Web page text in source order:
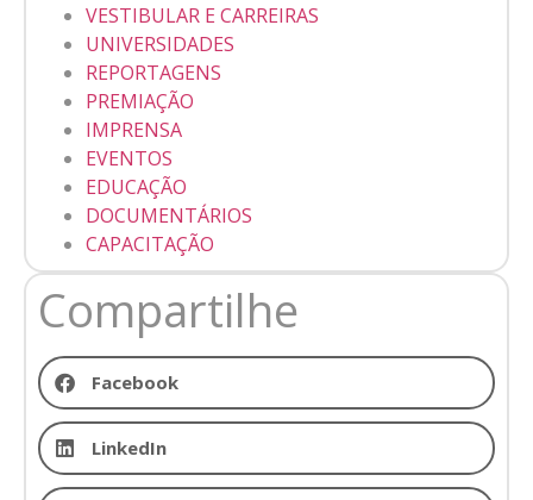
VESTIBULAR E CARREIRAS
UNIVERSIDADES
REPORTAGENS
PREMIAÇÃO
IMPRENSA
EVENTOS
EDUCAÇÃO
DOCUMENTÁRIOS
CAPACITAÇÃO
Compartilhe
Facebook
LinkedIn